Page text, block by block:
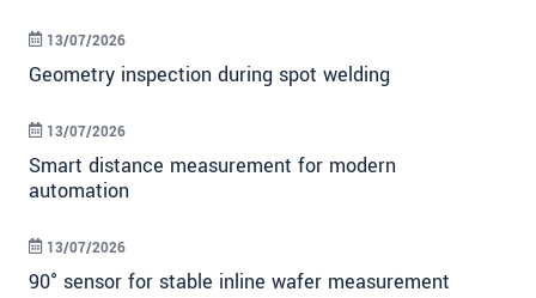
Geometry inspection during spot welding
13/07/2026
Smart distance measurement for modern
automation
13/07/2026
90° sensor for stable inline wafer measurement
13/07/2026